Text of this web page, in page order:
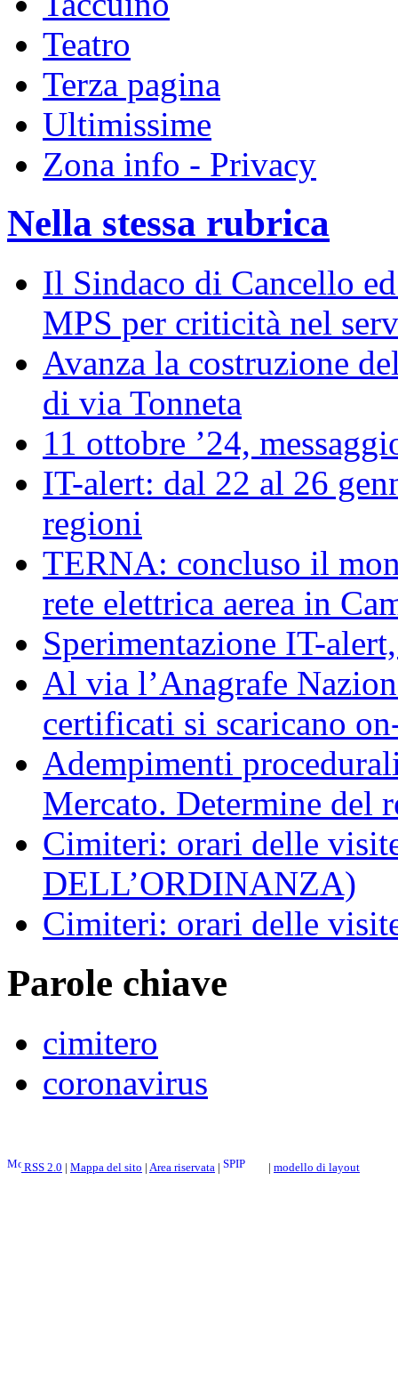
Teatro
Terza pagina
Ultimissime
Zona info - Privacy
Nella stessa rubrica
Il Sindaco di Cancello
MPS per criticità nel
Avanza la costruzione
di via Tonneta
11 ottobre ’24,
IT-alert: dal 22 al 26
regioni
TERNA: concluso il
rete elettrica aerea in
Sperimentazione IT-
Al via l’Anagrafe
certificati si scaricano
Adempimenti
Mercato. Determine del
Cimiteri: orari delle
DELL’ORDINANZA)
Cimiteri: orari delle
Parole chiave
cimitero
coronavirus
RSS 2.0 | Mappa del sito | Area riservata | | modello di layout